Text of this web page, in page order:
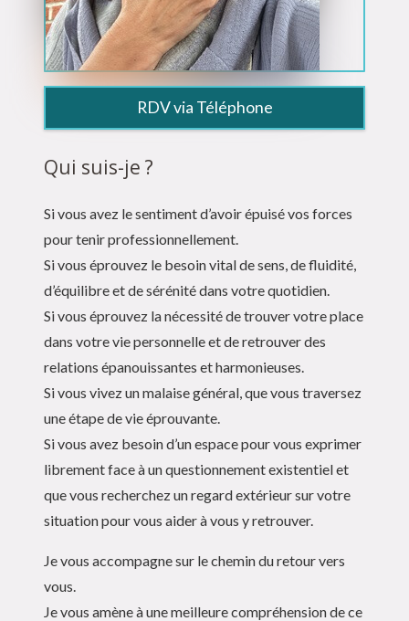
RDV via Téléphone
Qui suis-je ?
Si vous avez le sentiment d’avoir épuisé vos forces
pour tenir professionnellement.
Si vous éprouvez le besoin vital de sens, de fluidité,
d’équilibre et de sérénité dans votre quotidien.
Si vous éprouvez la nécessité de trouver votre place
dans votre vie personnelle et de retrouver des
relations épanouissantes et harmonieuses.
Si vous vivez un malaise général, que vous traversez
une étape de vie éprouvante.
Si vous avez besoin d’un espace pour vous exprimer
librement face à un questionnement existentiel et
que vous recherchez un regard extérieur sur votre
situation pour vous aider à vous y retrouver.
Je vous accompagne sur le chemin du retour vers
vous.
Je vous amène à une meilleure compréhension de ce